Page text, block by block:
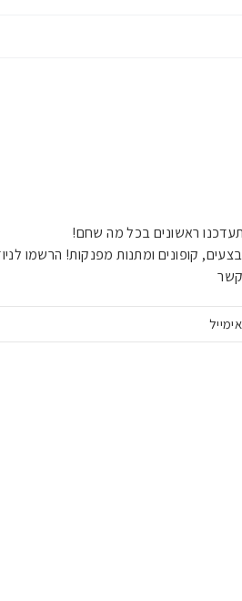
ראשונים בכל מה שחם!
קופונים ומתנות מפנקות! הרשמו